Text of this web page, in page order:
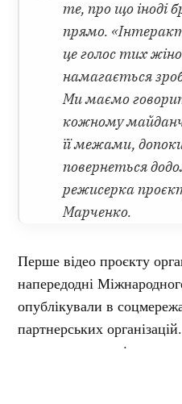
те, про що іноді
прямо.
це голос тих
намагається
Ми маємо
кожному
її межами,
повернеться
режисерка
Марченко.
Перше відео проєкту
напередодні
опублікували в
партнерських
транслюють на різних